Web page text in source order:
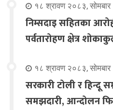
१८ श्रावण २०८३, सोमबार
निम्सदाइ सहितका
पर्वतारोहण क्षेत्र
१८ श्रावण २०८३, सोमबार
सरकारी टोली र हिन्दू
समझदारी, आन्दोलन